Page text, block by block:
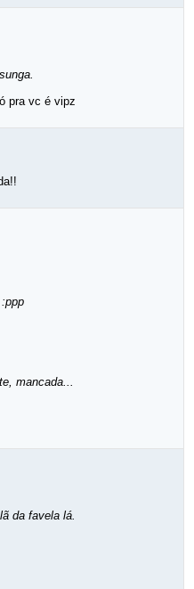
pra vc é vipz
mancada...
da favela lá.